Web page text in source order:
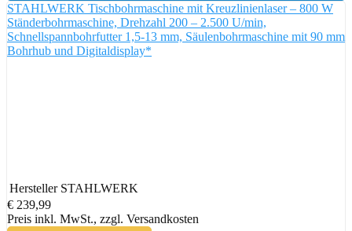
STAHLWERK Tischbohrmaschine mit Kreuzlinienlaser – 800 W
Ständerbohrmaschine, Drehzahl 200 – 2.500 U/min,
Schnellspannbohrfutter 1,5-13 mm, Säulenbohrmaschine mit 90 mm
Bohrhub und Digitaldisplay*
Hersteller STAHLWERK
€ 239,99
Preis inkl. MwSt., zzgl. Versandkosten